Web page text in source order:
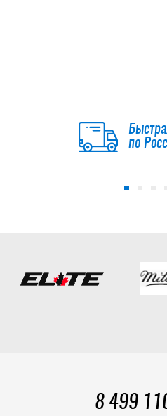
по
8 499